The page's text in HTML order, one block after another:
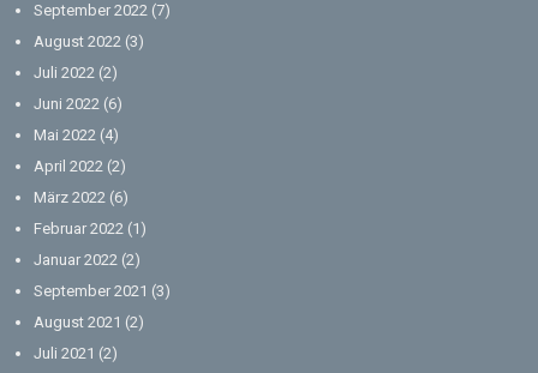
September 2022 (7)
August 2022 (3)
Juli 2022 (2)
Juni 2022 (6)
Mai 2022 (4)
April 2022 (2)
März 2022 (6)
Februar 2022 (1)
Januar 2022 (2)
September 2021 (3)
August 2021 (2)
Juli 2021 (2)